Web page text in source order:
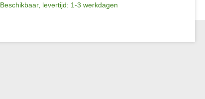
Beschikbaar, levertijd: 1-3 werkdagen